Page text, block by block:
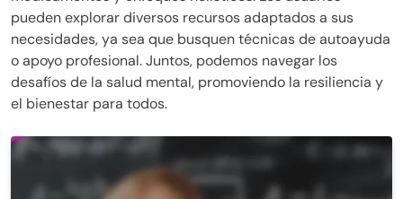
pueden explorar diversos recursos adaptados a sus
necesidades, ya sea que busquen técnicas de autoayuda
o apoyo profesional. Juntos, podemos navegar los
desafíos de la salud mental, promoviendo la resiliencia y
el bienestar para todos.